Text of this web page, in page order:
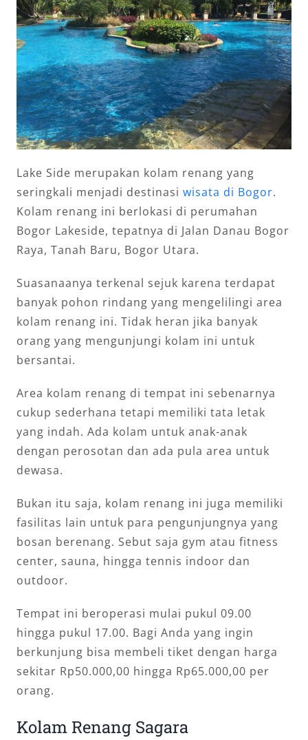
Lake Side merupakan kolam renang yang
seringkali menjadi destinasi wisata di Bogor.
Kolam renang ini berlokasi di perumahan
Bogor Lakeside, tepatnya di Jalan Danau Bogor
Raya, Tanah Baru, Bogor Utara.
Suasanaanya terkenal sejuk karena terdapat
banyak pohon rindang yang mengelilingi area
kolam renang ini. Tidak heran jika banyak
orang yang mengunjungi kolam ini untuk
bersantai.
Area kolam renang di tempat ini sebenarnya
cukup sederhana tetapi memiliki tata letak
yang indah. Ada kolam untuk anak-anak
dengan perosotan dan ada pula area untuk
dewasa.
Bukan itu saja, kolam renang ini juga memiliki
fasilitas lain untuk para pengunjungnya yang
bosan berenang. Sebut saja gym atau fitness
center, sauna, hingga tennis indoor dan
outdoor.
Tempat ini beroperasi mulai pukul 09.00
hingga pukul 17.00. Bagi Anda yang ingin
berkunjung bisa membeli tiket dengan harga
sekitar Rp50.000,00 hingga Rp65.000,00 per
orang.
Kolam Renang Sagara